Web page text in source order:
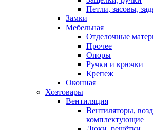
Петли, засовы,
Замки
Мебельная
Отделочные
Прочее
Опоры
Ручки и крючки
Крепеж
Оконная
Хозтовары
Вентиляция
Вентиляторы,
комплектующие